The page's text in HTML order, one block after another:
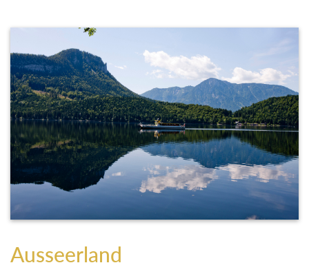
Ausseerland